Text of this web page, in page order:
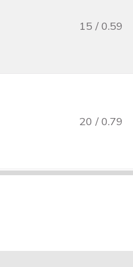
15 / 0.59
20 / 0.79